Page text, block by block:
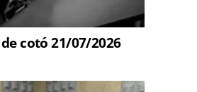
cotó 21/07/2026